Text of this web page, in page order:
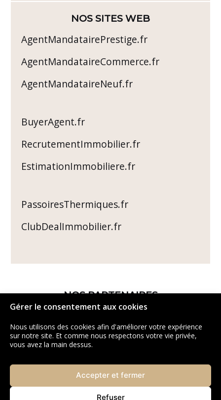
Gérer le consentement aux cookies
Nous utilisons des cookies afin d'améliorer votre expérience
sur notre site. Et comme nous respectons votre vie privée,
vous avez la main dessus.
Accepter et fermer
Refuser
NOS SITES WEB
AgentMandatairePrestige.fr
AgentMandataireCommerce.fr
AgentMandataireNeuf.fr
BuyerAgent.fr
RecrutementImmobilier.fr
EstimationImmobiliere.fr
PassoiresThermiques.fr
ClubDealImmobilier.fr
NOS PARTENAIRES